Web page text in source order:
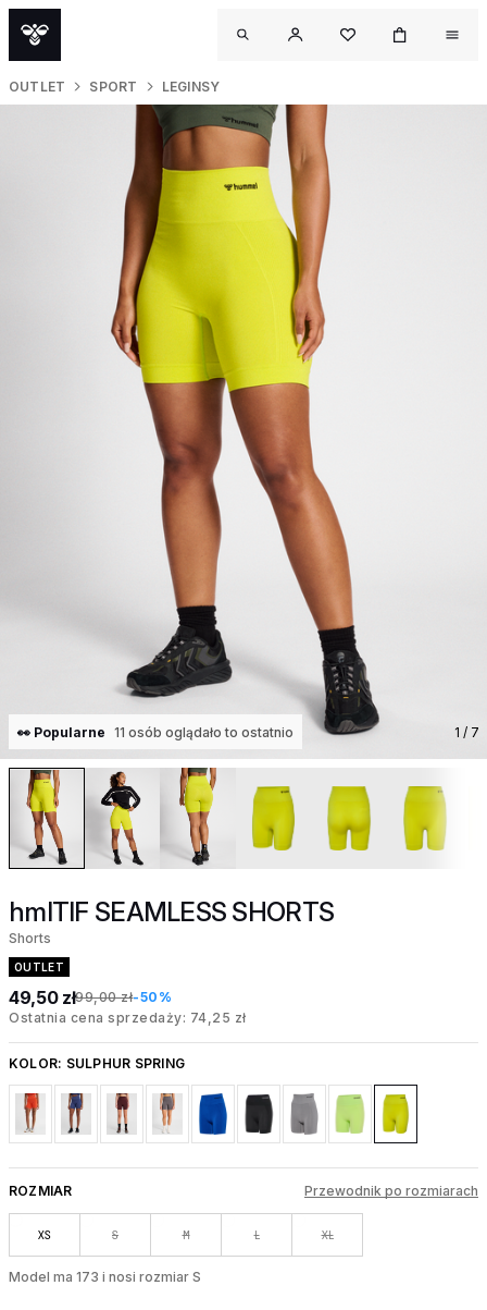
OUTLET SPORT LEGINSY
👀 Popularne 11 osób oglądało to ostatnio 1 / 7
hmlTIF SEAMLESS SHORTS
Shorts
OUTLET
49,50 zł99,00 zł-50%
Ostatnia cena sprzedaży: 74,25 zł
KOLOR: SULPHUR SPRING
ROZMIAR Przewodnik po rozmiarach
XS S M L XL
Model ma 173 i nosi rozmiar S